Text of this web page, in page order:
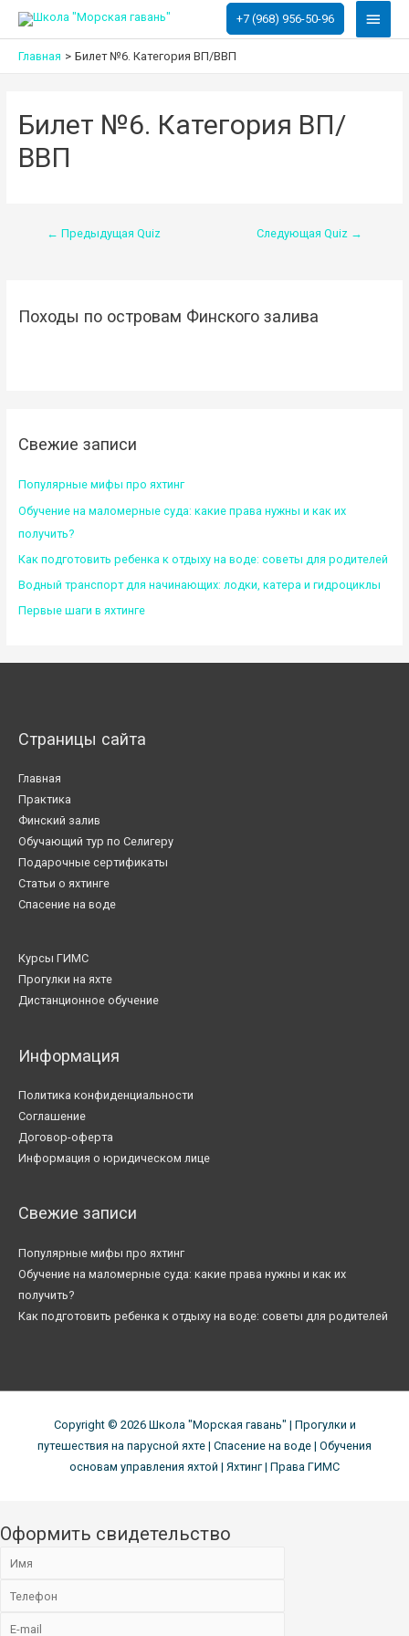
+7 (968) 956-50-96
Главная Билет №6. Категория ВП/ВВП
Билет №6. Категория ВП/
ВВП
Навигация
← Предыдущая Quiz Следующая Quiz →
Походы по островам Финского залива
Свежие записи
Популярные мифы про яхтинг
Обучение на маломерные суда: какие права нужны и как их
получить?
Как подготовить ребенка к отдыху на воде: советы для родителей
Водный транспорт для начинающих: лодки, катера и гидроциклы
Первые шаги в яхтинге
Страницы сайта
Главная
Практика
Финский залив
Обучающий тур по Селигеру
Подарочные сертификаты
Статьи о яхтинге
Спасение на воде
Курсы ГИМС
Прогулки на яхте
Дистанционное обучение
Информация
Политика конфиденциальности
Соглашение
Договор-оферта
Информация о юридическом лице
Свежие записи
Популярные мифы про яхтинг
Обучение на маломерные суда: какие права нужны и как их
получить?
Как подготовить ребенка к отдыху на воде: советы для родителей
Copyright © 2026 Школа "Морская гавань" | Прогулки и
путешествия на парусной яхте | Спасение на воде | Обучения
основам управления яхтой | Яхтинг | Права ГИМС
Оформить свидетельство